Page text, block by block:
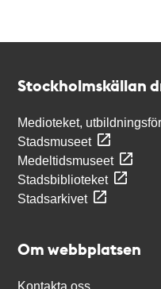
Stockholmskällan
Medioteket,
Stadsmuseet
Medeltidsmuseet
Stadsbiblioteket
Stadsarkivet
Om webbplatsen
Kontakta oss